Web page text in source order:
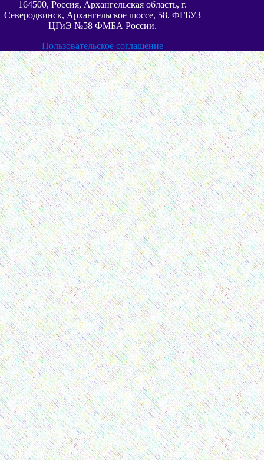
164500, Россия, Архангельская область, г.
Северодвинск, Архангельское шоссе, 58. ФГБУЗ
ЦГиЭ №58 ФМБА России.
Пользовательское соглашение